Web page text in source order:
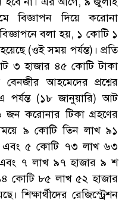
বিজ্ঞাপন দিয়ে করোনা
বলা হয়, ১ কোটি ১
(ওই সময় পর্যন্ত)। প্রতি
৩ হাজার ৪৫ কোটি টাকা
আহমেদের প্রশ্নের
এ পর্যন্ত (১৮ জানুয়ারি) আট
করোনার টিকা গ্রহণের
৯ কোটি তিন লাখ ৯১
৫ কোটি ৭৩ লাখ ৬৩
৭ লাখ ৯৭ হাজার ৯ শ
কোটি ৮৫ লাখ ৫২ হাজার
শিক্ষার্থীদের রেজিস্ট্রেশন